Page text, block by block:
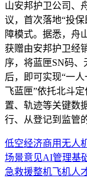
山安邦护卫公司、
议，首次落地“投
障模式。据悉，舟
获赠由安邦护卫经
序，将蓝匣SN码
后，即可实现“一
飞蓝匣”依托北斗
置、轨迹等关键数
行、从登记到监管
低空经济商用无人
场景意见AI管理基
急救援整机飞机人